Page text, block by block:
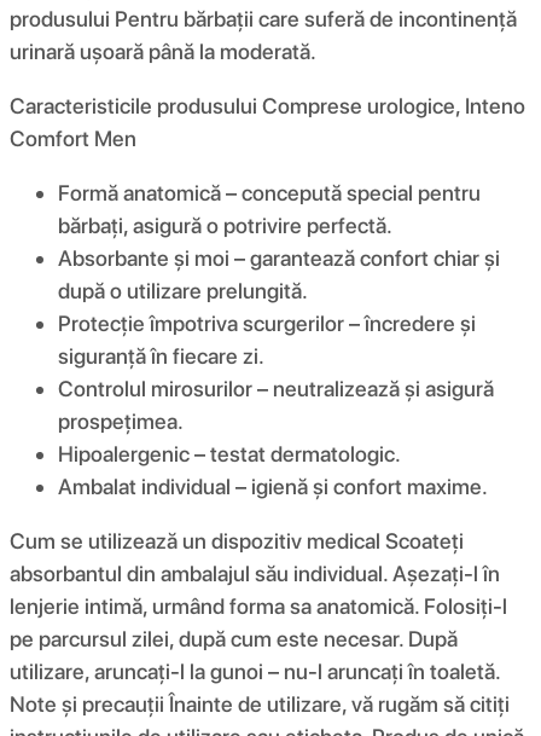
produsului Pentru bărbații care suferă de incontinență
urinară ușoară până la moderată.
Caracteristicile produsului Comprese urologice, Inteno
Comfort Men
Formă anatomică – concepută special pentru
bărbați, asigură o potrivire perfectă.
Absorbante și moi – garantează confort chiar și
după o utilizare prelungită.
Protecție împotriva scurgerilor – încredere și
siguranță în fiecare zi.
Controlul mirosurilor – neutralizează și asigură
prospețimea.
Hipoalergenic – testat dermatologic.
Ambalat individual – igienă și confort maxime.
Cum se utilizează un dispozitiv medical Scoateți
absorbantul din ambalajul său individual. Așezați-l în
lenjerie intimă, urmând forma sa anatomică. Folosiți-l
pe parcursul zilei, după cum este necesar. După
utilizare, aruncați-l la gunoi – nu-l aruncați în toaletă.
Note și precauții Înainte de utilizare, vă rugăm să citiți